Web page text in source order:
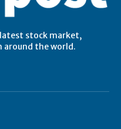
stock market,
around the world.